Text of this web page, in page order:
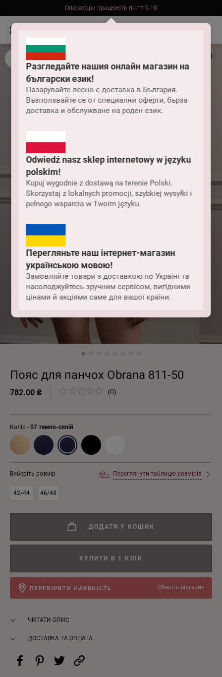
Разгледайте нашия онлайн магазин на
български език!
Пазарувайте лесно с доставка в България.
Възползвайте се от специални оферти, бърза
доставка и обслужване на роден език.
Odwiedź nasz sklep internetowy w języku
polskim!
Kupuj wygodnie z dostawą na terenie Polski.
Skorzystaj z lokalnych promocji, szybkiej wysyłki i
pełnego wsparcia w Twoim języku.
Перегляньте наш інтернет-магазин
українською мовою!
Замовляйте товари з доставкою по Україні та
насолоджуйтесь зручним сервісом, вигідними
цінами й акціями саме для вашої країни.
Оператори працюють пн-пт 9-18
Безкоштовна доставка до складу НП замовлень від 2000 грн
Пояс для панчох Obrana 811-50
782.00 ₴ (0)
Колір - 07 темно-синій
Виберіть розмір Переглянути таблицю розмірів
42/44 46/48
ДОДАТИ У КОШИК
КУПИТИ В 1 КЛІК
ПЕРЕВІРИТИ НАЯВНІСТЬ Оберіть магазин
ЧИТАТИ ОПИС
ДОСТАВКА ТА ОПЛАТА